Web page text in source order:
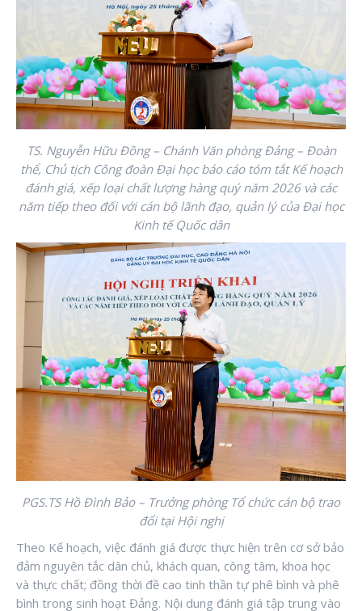
TS. Nguyễn Hữu Đồng – Chánh Văn phòng Đảng – Đoàn
thể, Chủ tịch Công đoàn Đại học báo cáo tóm tắt Kế hoạch
đánh giá, xếp loại chất lượng hàng quý năm 2026 và các
năm tiếp theo đối với cán bộ lãnh đạo, quản lý của Đại học
Kinh tế Quốc dân
PGS.TS Hồ Đình Bảo – Trưởng phòng Tổ chức cán bộ trao
đổi tại Hội nghị
Theo Kế hoạch, việc đánh giá được thực hiện trên cơ sở bảo
đảm nguyên tắc dân chủ, khách quan, công tâm, khoa học
và thực chất; đồng thời đề cao tinh thần tự phê bình và phê
bình trong sinh hoạt Đảng. Nội dung đánh giá tập trung vào